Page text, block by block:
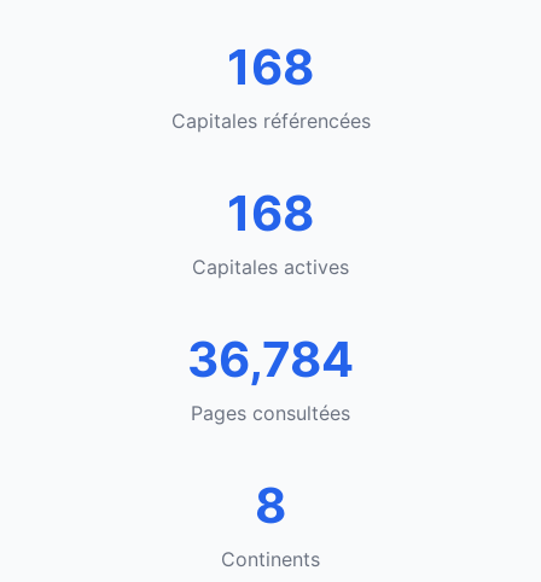
168
Capitales référencées
168
Capitales actives
36,784
Pages consultées
8
Continents